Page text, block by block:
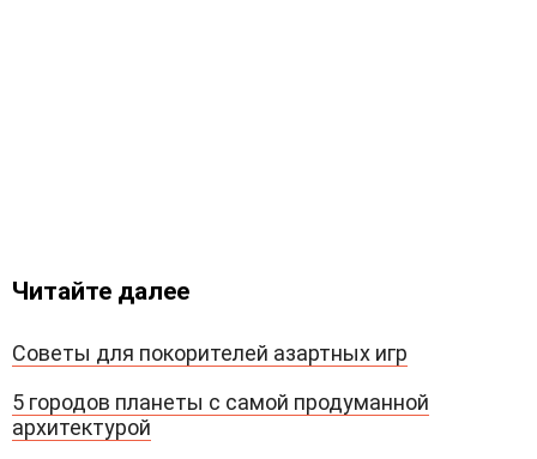
Читайте далее
Советы для покорителей азартных игр
5 городов планеты с самой продуманной
архитектурой